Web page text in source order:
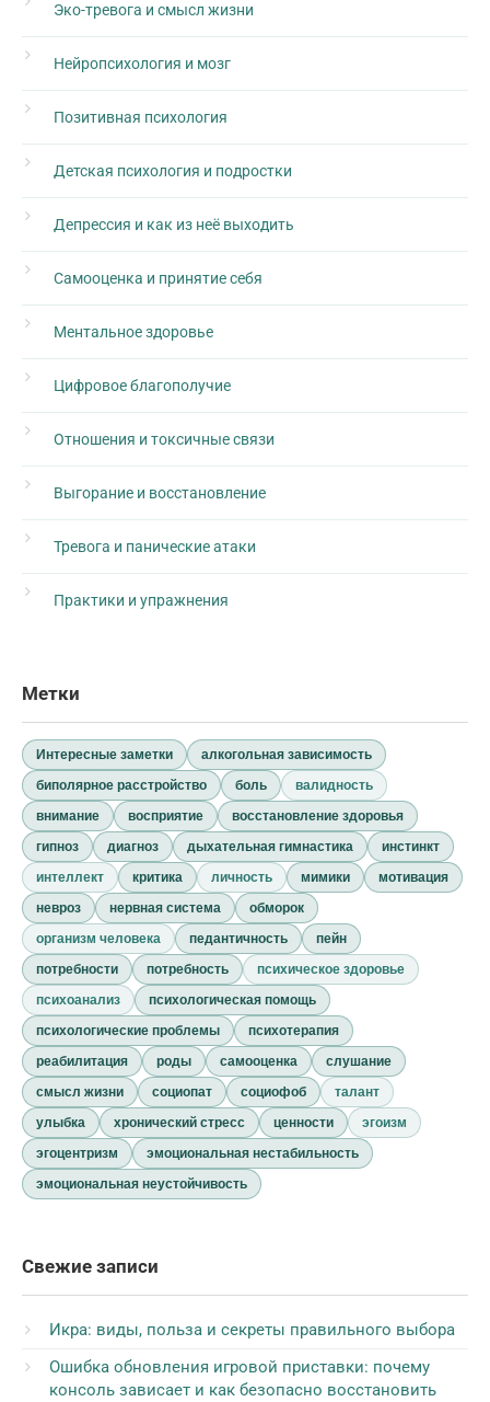
Эко-тревога и смысл жизни
Нейропсихология и мозг
Позитивная психология
Детская психология и подростки
Депрессия и как из неё выходить
Самооценка и принятие себя
Ментальное здоровье
Цифровое благополучие
Отношения и токсичные связи
Выгорание и восстановление
Тревога и панические атаки
Практики и упражнения
Метки
Интересные заметки
алкогольная зависимость
биполярное расстройство
боль
валидность
внимание
восприятие
восстановление здоровья
гипноз
диагноз дыхательная гимнастика
инстинкт
интеллект
критика личность мимики
мотивация
невроз
нервная система
обморок
организм человека
педантичность
пейн
потребности
потребность
психическое здоровье
психоанализ
психологическая помощь
психологические проблемы
психотерапия
реабилитация
роды самооценка
слушание
смысл жизни
социопат социофоб
талант
улыбка
хронический стресс ценности
эгоизм
эгоцентризм
эмоциональная нестабильность
эмоциональная неустойчивость
Свежие записи
Икра: виды, польза и секреты правильного выбора
Ошибка обновления игровой приставки: почему
консоль зависает и как безопасно восстановить